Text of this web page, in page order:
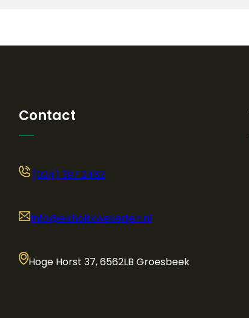
Contact
(024) 397 2482
info@eikholtkwekerijen.nl
Hoge Horst 37, 6562LB Groesbeek